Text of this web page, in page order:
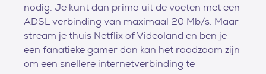
nodig. Je kunt dan prima uit de voeten met een
ADSL verbinding van maximaal 20 Mb/s. Maar
stream je thuis Netflix of Videoland en ben je
een fanatieke gamer dan kan het raadzaam zijn
om een snellere internetverbinding te